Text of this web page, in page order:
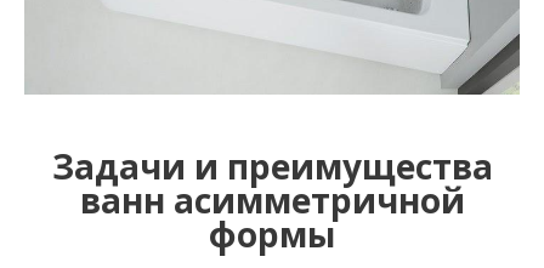
Задачи и преимущества
ванн асимметричной
формы